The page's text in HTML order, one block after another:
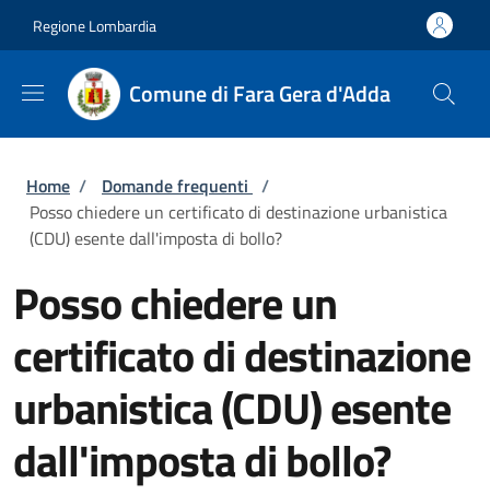
Regione Lombardia
Comune di Fara Gera d'Adda
Briciole di pane
Home / Domande frequenti /
Posso chiedere un certificato di destinazione urbanistica
(CDU) esente dall'imposta di bollo?
Posso chiedere un
certificato di destinazione
urbanistica (CDU) esente
dall'imposta di bollo?